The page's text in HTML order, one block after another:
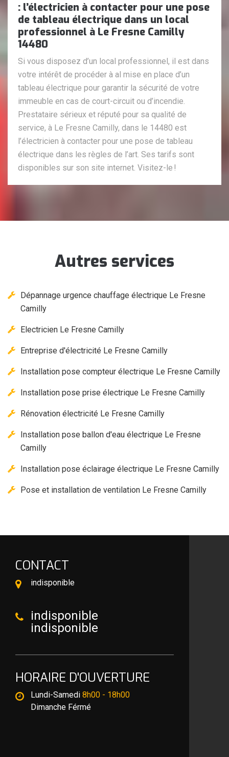
: l’électricien à contacter pour une pose
de tableau électrique dans un local
professionnel à Le Fresne Camilly
14480
Si vous disposez d’un local professionnel, il est dans
votre intérêt de procéder à al mise en place d’un
tableau électrique pour garantir la sécurité de votre
immeuble en cas de court-circuit ou d’incendie.
Prestataire sérieux et réputé pour sa qualité de
service, à Le Fresne Camilly, dans le 14480 est
l’électricien à contacter pour une pose de tableau
électrique dans les règles de l’art. Ses tarifs sont
disponibles sur son site internet. Visitez-le !
Autres services
Dépannage urgence chauffage électrique Le Fresne
Camilly
Electricien Le Fresne Camilly
Entreprise d'électricité Le Fresne Camilly
Installation pose compteur électrique Le Fresne Camilly
Installation pose prise électrique Le Fresne Camilly
Rénovation électricité Le Fresne Camilly
Installation pose ballon d'eau électrique Le Fresne
Camilly
Installation pose éclairage électrique Le Fresne Camilly
Pose et installation de ventilation Le Fresne Camilly
CONTACT
indisponible
indisponible
indisponible
HORAIRE D'OUVERTURE
Lundi-Samedi 8h00 - 18h00
Dimanche Férmé